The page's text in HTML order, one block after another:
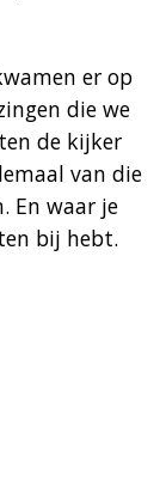
er op
die we
de kijker
van die
En waar je
bij hebt.